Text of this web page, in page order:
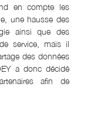
en compte les
une hausse des
ainsi que des
service, mais il
des données
a donc décidé
afin de